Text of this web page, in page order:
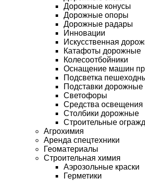
Дорожные конусы
Дорожные опоры
Дорожные радары
Инновации
Искусственная
Катафоты дорожные
Колесоотбойники
Оснащение машин
Подсветка
Подставки дорожные
Светофоры
Средства освещения
Столбики дорожные
Строительные
Агрохимия
Аренда спецтехники
Геоматериалы
Строительная химия
Аэрозольные краски
Герметики